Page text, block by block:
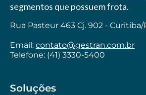
Soluções
segmentos que possuem frota.
Rua Pasteur 463 Cj. 902 - Curitiba/
Email: contato@gestran.com.br
Telefone: (41) 3330-5400